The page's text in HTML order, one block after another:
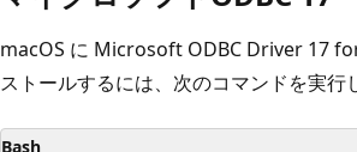
macOS に Microsoft ODBC Driver 17
ストールするには、次のコマンドを実行
Bash